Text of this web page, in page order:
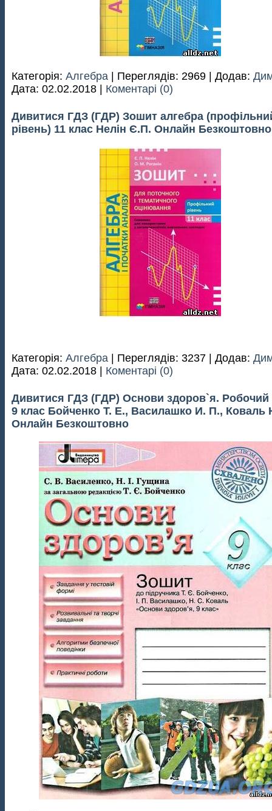
Категорія: Алгебра | Переглядів: 2969 | Додав:
Дата: 02.02.2018 Коментарі (0)
Дивитися ГДЗ (ГДР) Зошит алгебра
рівень) 11 клас Нелін Є.П. Онлайн Безкоштовно
Категорія: Алгебра | Переглядів: 3237 | Додав:
Дата: 02.02.2018 Коментарі (0)
Дивитися ГДЗ (ГДР) Основи здоров`я. Робочий
9 клас Бойченко Т. Е., Василашко И. П., Коваль
Онлайн Безкоштовно